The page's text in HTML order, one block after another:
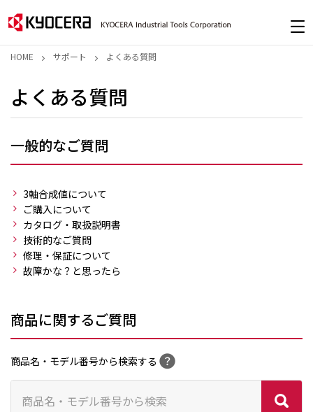
HOME サポート よくある質問
よくある質問
一般的なご質問
3軸合成値について
ご購入について
カタログ・取扱説明書
技術的なご質問
修理・保証について
故障かな？と思ったら
商品に関するご質問
商品名・モデル番号から検索する